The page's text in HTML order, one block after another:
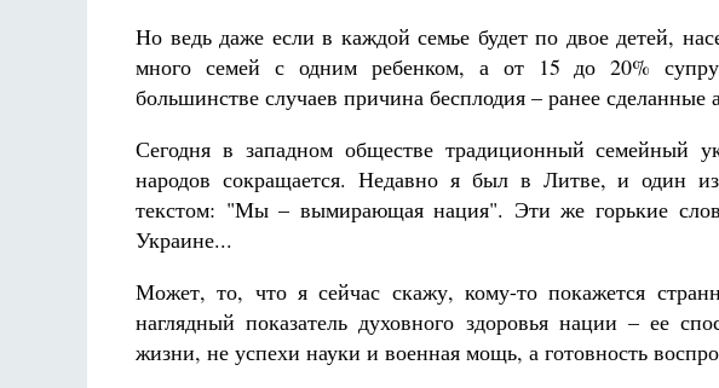
Но ведь даже если в каждой семье будет по двое детей,
много семей с одним ребенком, а от 15 до 20%
большинстве случаев причина бесплодия – ранее сделанные
Сегодня в западном обществе традиционный семейный
народов сокращается. Недавно я был в Литве, и один
текстом: "Мы – вымирающая нация". Эти же горькие
Украине...
Может, то, что я сейчас скажу, кому-то покажется
наглядный показатель духовного здоровья нации – ее
жизни, не успехи науки и военная мощь, а готовность